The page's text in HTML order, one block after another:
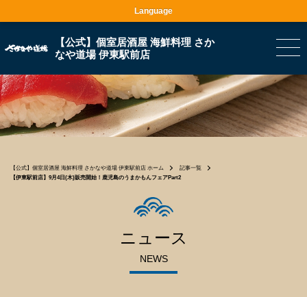
【公式】個室居酒屋 海鮮料理 さか
なや道場 伊東駅前店
【公式】個室居酒屋 海鮮料理 さかなや道場 伊東駅前店 ホーム
記事一覧
【伊東駅前店】9月4日(木)販売開始！鹿児島のうまかもんフェアPart2
ニュース
NEWS
Language